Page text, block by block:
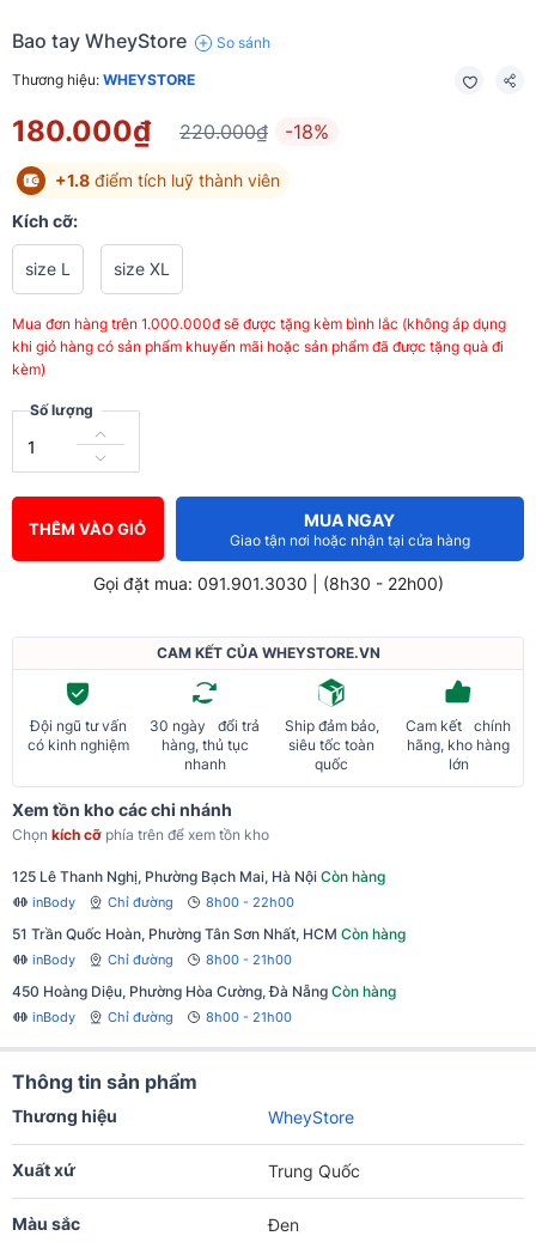
Bao tay WheyStore So sánh
Thương hiệu: WHEYSTORE
180.000₫ 220.000₫ -18%
+1.8 điểm tích luỹ thành viên
Kích cỡ:
size L size XL
Mua đơn hàng trên 1.000.000đ sẽ được tặng kèm bình lắc (không áp dụng
khi giỏ hàng có sản phẩm khuyến mãi hoặc sản phẩm đã được tặng quà đi
kèm)
Số lượng
THÊM VÀO GIỎ MUA NGAY
Giao tận nơi hoặc nhận tại cửa hàng
Gọi đặt mua: 091.901.3030 | (8h30 - 22h00)
CAM KẾT CỦA WHEYSTORE.VN
Đội ngũ tư vấn
có kinh nghiệm
30 ngày đổi trả
hàng, thủ tục
nhanh
Ship đảm bảo,
siêu tốc toàn
quốc
Cam kết chính
hãng, kho hàng
lớn
Xem tồn kho các chi nhánh
Chọn kích cỡ phía trên để xem tồn kho
125 Lê Thanh Nghị, Phường Bạch Mai, Hà Nội Còn hàng
inBody Chỉ đường 8h00 - 22h00
51 Trần Quốc Hoàn, Phường Tân Sơn Nhất, HCM Còn hàng
inBody Chỉ đường 8h00 - 21h00
450 Hoàng Diệu, Phường Hòa Cường, Đà Nẵng Còn hàng
inBody Chỉ đường 8h00 - 21h00
Thông tin sản phẩm
Thương hiệu WheyStore
Xuất xứ Trung Quốc
Màu sắc Đen